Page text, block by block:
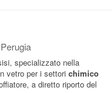
specializzato nella
vetro per i settori chimico
a diretto riporto del